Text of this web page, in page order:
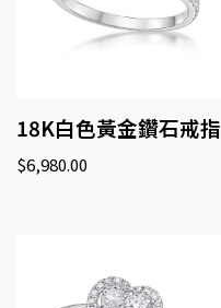
18K白色黃金鑽石戒指
$6,980.00